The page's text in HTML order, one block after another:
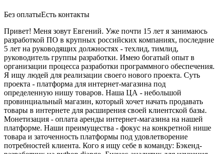
Без оплатыЕсть контакты
Привет! Меня зовут Евгений. Уже почти 15 лет я занимаюсь
разработкой ПО в крупных российских компаниях, последние
5 лет на руководящих должностях - техлид, тимлид,
руководитель группы разработки. Имею богатый опыт в
организации процесса разработки программного обеспечения.
Я ищу людей для реализации своего нового проекта. Суть
проекта - платформа для интернет-магазина под
определенную нишу товаров. Наша ЦА - небольшой
провинциальный магазин, который хочет начать продавать
товары в интернете для расширения своей клиентской базы.
Монетизация - оплата аренды интернет-магазина на нашей
платформе. Наши преимущества - фокус на конкретной нише
товара и заточенность платформы под удовлетворение
потребностей клиента. Кого я ищу себе в команду: Бэкенд-